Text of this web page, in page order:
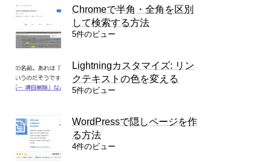
Chromeで半角・全角を区別
して検索する方法
5件のビュー
Lightningカスタマイズ: リン
クテキストの色を変える
5件のビュー
WordPressで隠しページを作
る方法
4件のビュー